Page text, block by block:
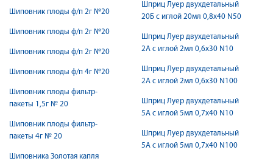
Шиповник плоды ф/п 2г №20
Шиповник плоды ф/п 2г №20
Шиповник плоды ф/п 2г №20
Шиповник плоды ф/п 4г №20
Шиповник плоды фильтр-
пакеты 1,5г № 20
Шиповник плоды фильтр-
пакеты 4г № 20
Шиповника Золотая капля
Шприц Луер двухдетальный
20Б с иглой 20мл 0,8х40 N50
Шприц Луер двухдетальный
2А с иглой 2мл 0,6х30 N10
Шприц Луер двухдетальный
2А с иглой 2мл 0,6х30 N100
Шприц Луер двухдетальный
5А с иглой 5мл 0,7х40 N10
Шприц Луер двухдетальный
5А с иглой 5мл 0,7х40 N100